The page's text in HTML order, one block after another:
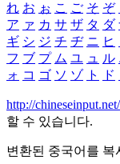
れ お ぉ こ ご そ ぞ
ア ァ カ サ ザ タ ダ
ギ シ ジ チ ヂ ニ ヒ
フ ブ プ ム ユ ュ ル
ォ コ ゴ ソ ゾ ト ド
http://chineseinput.net/
할 수 있습니다.
변환된 중국어를 복